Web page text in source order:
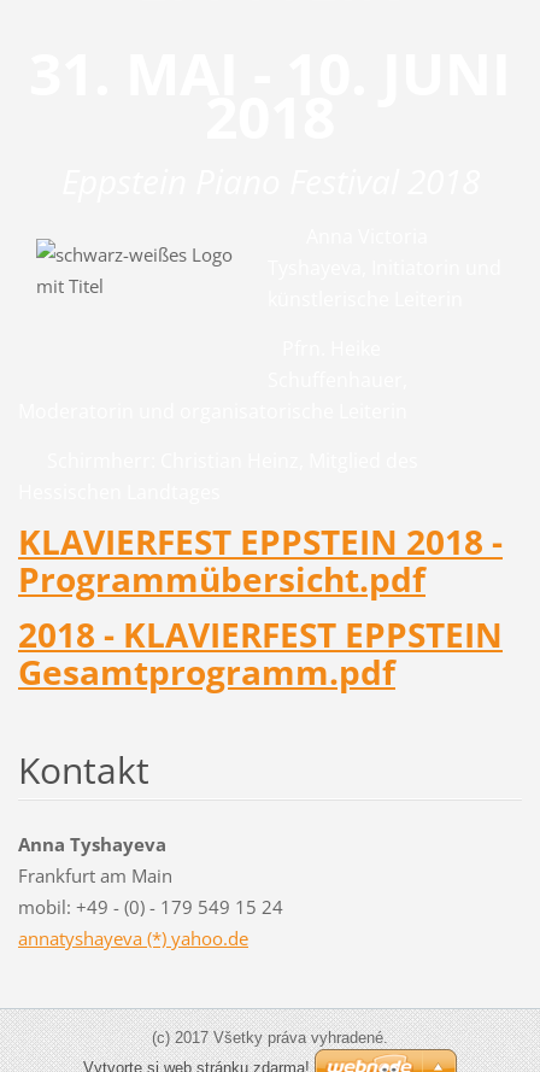
KLAVIERFEST EPPSTEIN 2018 -
Programmübersicht.pdf
2018 - KLAVIERFEST EPPSTEIN
Gesamtprogramm.pdf
Kontakt
Anna Tyshayeva
Frankfurt am Main
mobil: +49 - (0) - 179 549 15 24
annatyshayeva (*) yahoo.de
(c) 2017 Všetky práva vyhradené.
Vytvorte si web stránku zdarma!